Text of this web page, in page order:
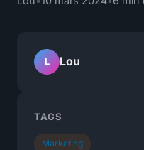
L Lou
TAGS
Marketing